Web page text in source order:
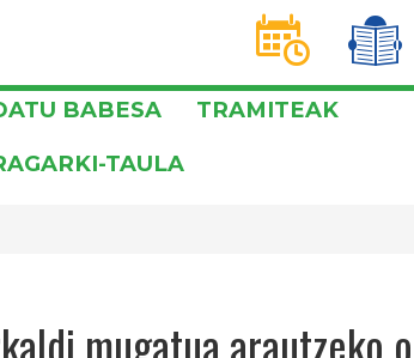
D T
BABESA
TRAMITEAK
TAULA
mugatua arautzeko